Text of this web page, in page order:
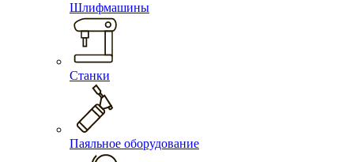
Шлифмашины
Станки
Паяльное оборудование